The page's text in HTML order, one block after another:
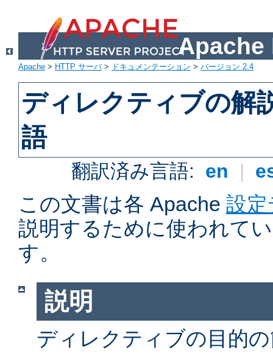
Apache
Apache > HTTP サーバ> ドキュメンテーション > バージョン 2.4
ディレクティブの解
語
翻訳済み言語: en |
この文書は各 Apache 設
説明するために使われて
す。
説明
ディレクティブの目的